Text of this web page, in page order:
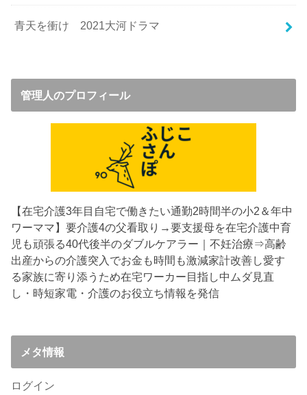
青天を衝け 2021大河ドラマ
管理人のプロフィール
【在宅介護3年目 自宅で働きたい通勤2時間半の小2＆年中
ワーママ】要介護4の父看取り→要支援母を在宅介護中育
児も頑張る40代後半のダブルケアラー｜不妊治療⇒高齢
出産からの介護突入でお金も時間も激減家計改善し愛す
る家族に寄り添うため在宅ワーカー目指し中 ムダ見直
し・時短家電・介護のお役立ち情報を発信
メタ情報
ログイン